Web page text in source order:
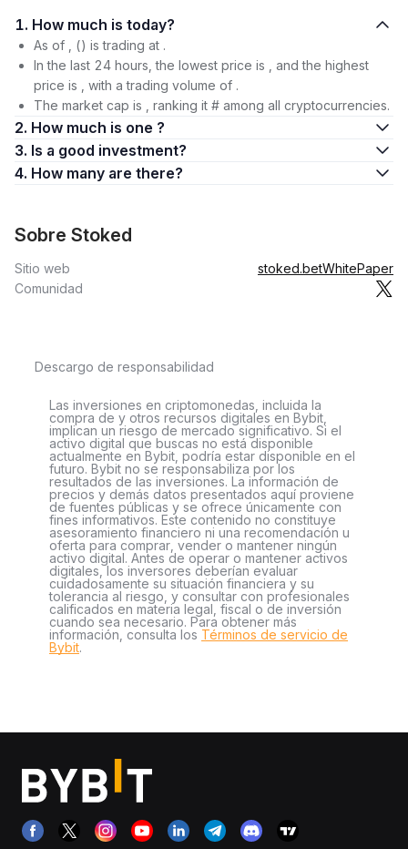
1. How much is today?
As of , () is trading at .
In the last 24 hours, the lowest price is , and the highest
price is , with a trading volume of .
The market cap is , ranking it # among all cryptocurrencies.
2. How much is one ?
3. Is a good investment?
4. How many are there?
Sobre Stoked
Sitio web stoked.betWhitePaper
Comunidad
Descargo de responsabilidad
Las inversiones en criptomonedas, incluida la
compra de y otros recursos digitales en Bybit,
implican un riesgo de mercado significativo. Si el
activo digital que buscas no está disponible
actualmente en Bybit, podría estar disponible en el
futuro. Bybit no se responsabiliza por los
resultados de las inversiones. La información de
precios y demás datos presentados aquí proviene
de fuentes públicas y se ofrece únicamente con
fines informativos. Este contenido no constituye
asesoramiento financiero ni una recomendación u
oferta para comprar, vender o mantener ningún
activo digital. Antes de operar o mantener activos
digitales, los inversores deberían evaluar
cuidadosamente su situación financiera y su
tolerancia al riesgo, y consultar con profesionales
calificados en materia legal, fiscal o de inversión
cuando sea necesario. Para obtener más
información, consulta los Términos de servicio de
Bybit.